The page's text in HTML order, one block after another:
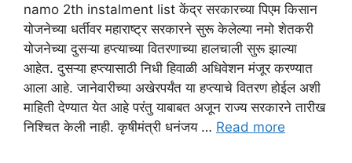
namo 2th instalment list केंद्र सरकारच्या पिएम किसान
योजनेच्या धर्तीवर महाराष्ट्र सरकारने सुरू केलेल्या नमो शेतकरी
योजनेच्या दुसऱ्या हप्त्याच्या वितरणाच्या हालचाली सुरू झाल्या
आहेत. दुसऱ्या हप्त्यासाठी निधी हिवाळी अधिवेशन मंजूर करण्यात
आला आहे. जानेवारीच्या अखेरपर्यंत या हप्त्याचे वितरण होईल अशी
माहिती देण्यात येत आहे परंतु याबाबत अजून राज्य सरकारने तारीख
निश्चित केली नाही. कृषीमंत्री धनंजय … Read more